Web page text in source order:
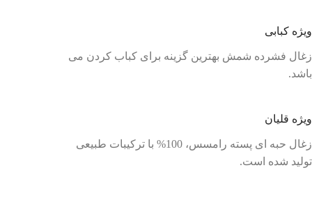
ویژه کبابی
زغال فشرده شمش بهترین گزینه برای کباب کردن می
باشد.
ویژه قلیان
زغال حبه ای پسته رامسس، 100% با ترکیبات طبیعی
تولید شده است.